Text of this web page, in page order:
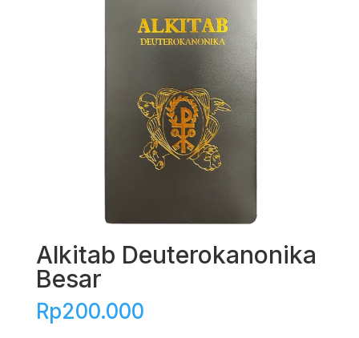
Alkitab Deuterokanonika
Besar
Rp200.000